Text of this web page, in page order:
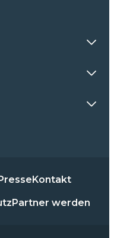
Kontakt
Partner werden